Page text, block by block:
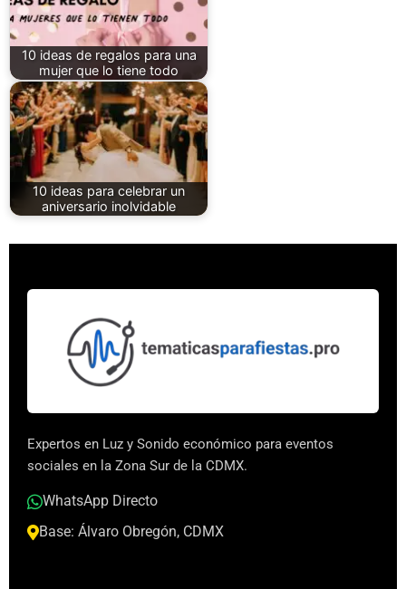
10 ideas de regalos para una
mujer que lo tiene todo
10 ideas para celebrar un
aniversario inolvidable
Expertos en Luz y Sonido económico para eventos
sociales en la Zona Sur de la CDMX.
WhatsApp Directo
Base: Álvaro Obregón, CDMX